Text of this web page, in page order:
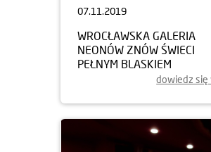
07.11.2019
WROCŁAWSKA GALERIA
NEONÓW ZNÓW ŚWIECI
PEŁNYM BLASKIEM
dowiedz się